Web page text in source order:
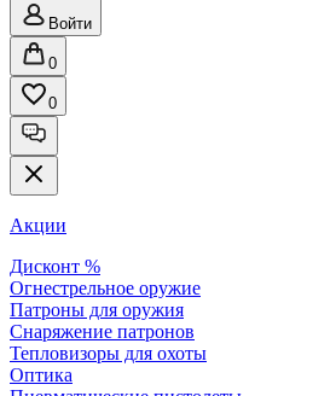
Войти
0
0
Акции
Дисконт %
Огнестрельное оружие
Патроны для оружия
Снаряжение патронов
Тепловизоры для охоты
Оптика